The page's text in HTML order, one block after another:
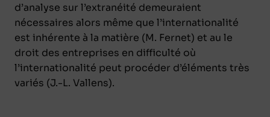
d’analyse sur l’extranéité demeuraient
nécessaires alors même que l’internationalité
est inhérente à la matière (M. Fernet) et au le
droit des entreprises en difficulté où
l’internationalité peut procéder d’éléments très
variés (J.-L. Vallens).